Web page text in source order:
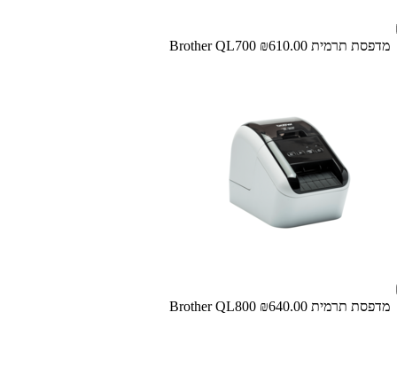
מדפסת ‏תרמית Brother QL700 ₪610.00
מדפסת ‏תרמית Brother QL800 ₪640.00